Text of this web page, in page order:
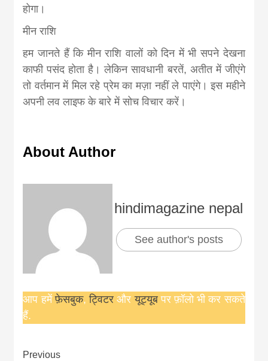
होगा।
मीन राशि
हम जानते हैं कि मीन राशि वालों को दिन में भी सपने देखना
काफी पसंद होता है। लेकिन सावधानी बरतें, अतीत में जीएंगे
तो वर्तमान में मिल रहे प्रेम का मज़ा नहीं ले पाएंगे। इस महीने
अपनी लव लाइफ के बारे में सोच विचार करें।
About Author
hindimagazine nepal
See author's posts
आप हमेंफ़ेसबुक,ट्विटरऔरयूट्यूबपर फ़ॉलो भी कर सकते
हैं.
Previous